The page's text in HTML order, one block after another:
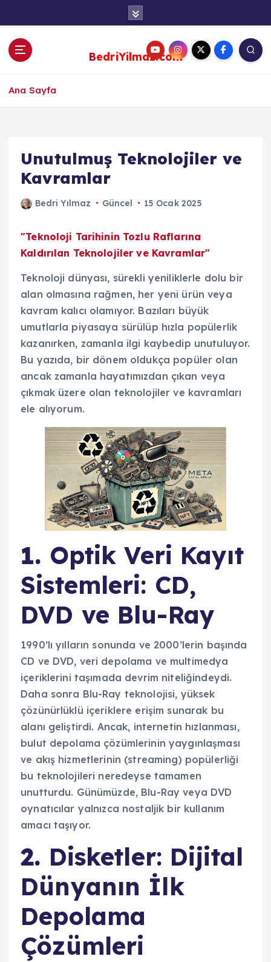
BedriYilmaz.com
Ana Sayfa
Unutulmuş Teknolojiler ve
Kavramlar
Bedri Yılmaz Güncel 15 Ocak 2025
"Teknoloji Tarihinin Tozlu Raflarına
Kaldırılan Teknolojiler ve Kavramlar"
Teknoloji dünyası, sürekli yeniliklerle dolu bir
alan olmasına rağmen, her yeni ürün veya
kavram kalıcı olamıyor. Bazıları büyük
umutlarla piyasaya sürülüp hızla popülerlik
kazanırken, zamanla ilgi kaybedip unutuluyor.
Bu yazıda, bir dönem oldukça popüler olan
ancak zamanla hayatımızdan çıkan veya
çıkmak üzere olan teknolojiler ve kavramları
ele alıyorum.
1. Optik Veri Kayıt
Sistemleri: CD,
DVD ve Blu-Ray
1990’lı yılların sonunda ve 2000’lerin başında
CD ve DVD, veri depolama ve multimedya
içeriklerini taşımada devrim niteliğindeydi.
Daha sonra Blu-Ray teknolojisi, yüksek
çözünürlüklü içeriklere erişim sunarak bu
alanı geliştirdi. Ancak, internetin hızlanması,
bulut depolama çözümlerinin yaygınlaşması
ve akış hizmetlerinin (streaming) popülerliği
bu teknolojileri neredeyse tamamen
unutturdu. Günümüzde, Blu-Ray veya DVD
oynatıcılar yalnızca nostaljik bir kullanım
amacı taşıyor.
2. Disketler: Dijital
Dünyanın İlk
Depolama
Çözümleri